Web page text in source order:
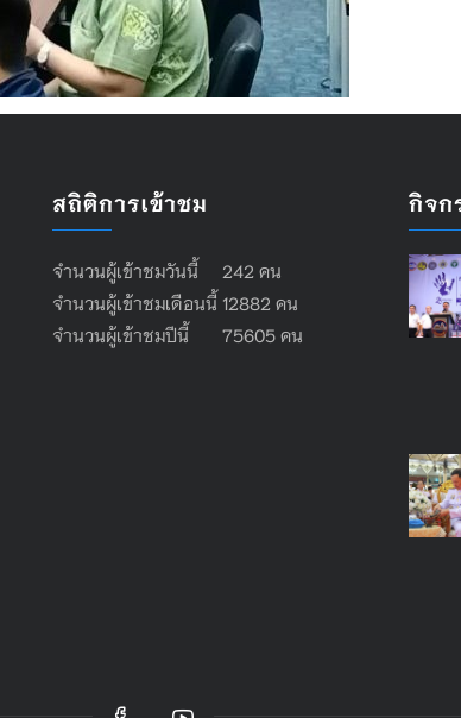
สถิติการเข้าชม
จำนวนผู้เข้าชมวันนี้ 242 คน
จำนวนผู้เข้าชมเดือนนี้ 12882 คน
จำนวนผู้เข้าชมปีนี้ 75605 คน
กิจก